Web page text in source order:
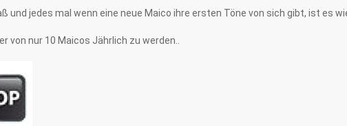
und jedes mal wenn eine neue Maico ihre ersten Töne von sich gibt, ist es
von nur 10 Maicos Jährlich zu werden..